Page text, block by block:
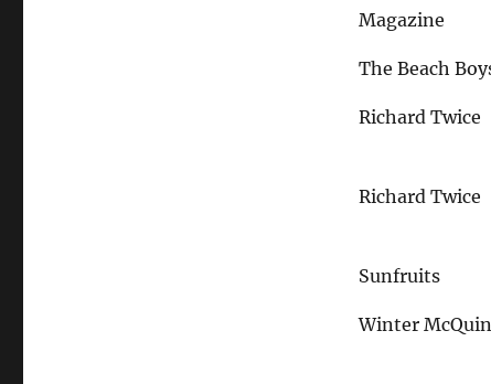
Magazine
The Beach
Richard Twice
Richard Twice
Sunfruits
Winter